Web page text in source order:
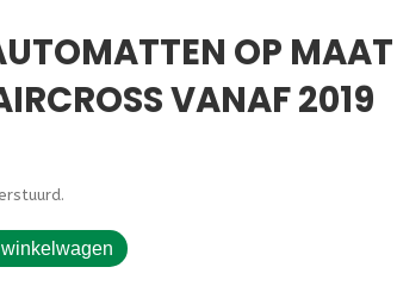
OP MAAT
VANAF 2019